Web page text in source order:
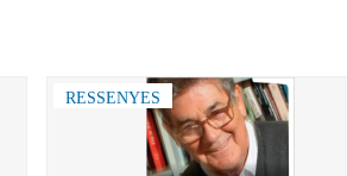
RESSENYES